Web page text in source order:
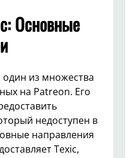
Основные
один из множества
на Patreon. Его
недоступен в
направления
Texic,